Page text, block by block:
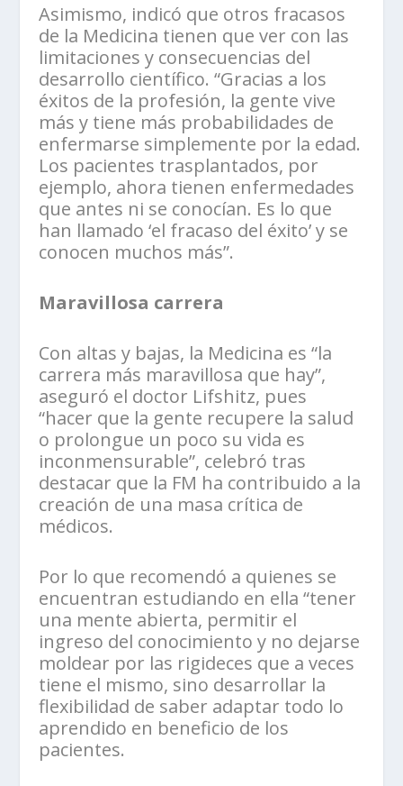
Asimismo, indicó que otros fracasos
de la Medicina tienen que ver con las
limitaciones y consecuencias del
desarrollo científico. “Gracias a los
éxitos de la profesión, la gente vive
más y tiene más probabilidades de
enfermarse simplemente por la edad.
Los pacientes trasplantados, por
ejemplo, ahora tienen enfermedades
que antes ni se conocían. Es lo que
han llamado ‘el fracaso del éxito’ y se
conocen muchos más”.
Maravillosa carrera
Con altas y bajas, la Medicina es “la
carrera más maravillosa que hay”,
aseguró el doctor Lifshitz, pues
“hacer que la gente recupere la salud
o prolongue un poco su vida es
inconmensurable”, celebró tras
destacar que la FM ha contribuido a la
creación de una masa crítica de
médicos.
Por lo que recomendó a quienes se
encuentran estudiando en ella “tener
una mente abierta, permitir el
ingreso del conocimiento y no dejarse
moldear por las rigideces que a veces
tiene el mismo, sino desarrollar la
flexibilidad de saber adaptar todo lo
aprendido en beneficio de los
pacientes.